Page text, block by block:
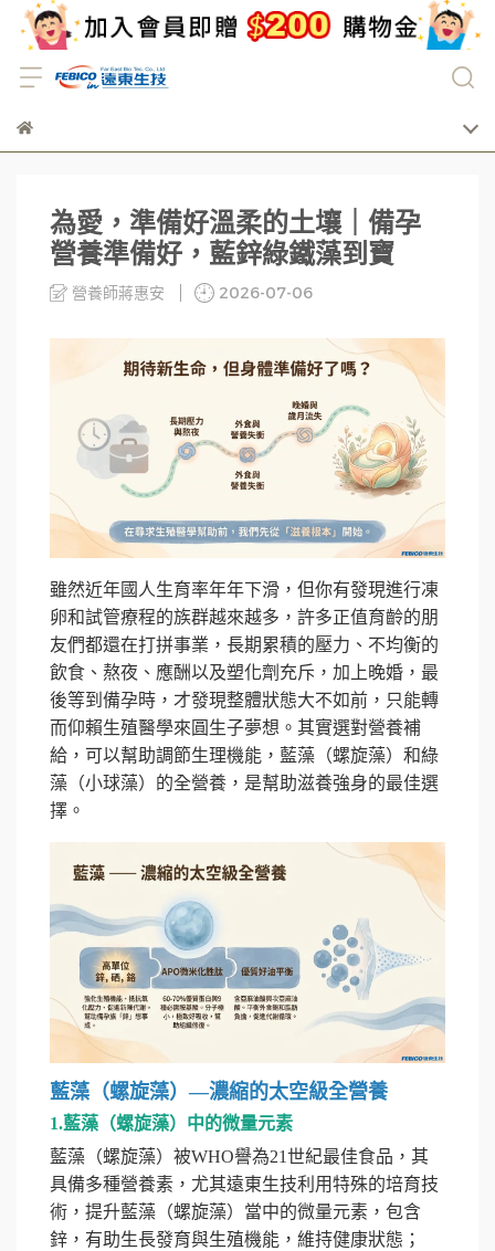
為愛，準備好溫柔的土壤｜備孕
營養準備好，藍鋅綠鐵藻到寶
營養師蔣惠安 2026-07-06
雖然近年國人生育率年年下滑，但你有發現進行凍
卵和試管療程的族群越來越多，許多正值育齡的朋
友們都還在打拼事業，長期累積的壓力、不均衡的
飲食、熬夜、應酬以及塑化劑充斥，加上晚婚，最
後等到備孕時，才發現整體狀態大不如前，只能轉
而仰賴生殖醫學來圓生子夢想。其實選對營養補
給，可以幫助調節生理機能，藍藻（螺旋藻）和綠
藻（小球藻）的全營養，是幫助滋養強身的最佳選
擇。
藍藻（螺旋藻）—濃縮的太空級全營養
1.藍藻（螺旋藻）中的微量元素
藍藻（螺旋藻）被WHO譽為21世紀最佳食品，其
具備多種營養素，尤其遠東生技利用特殊的培育技
術，提升藍藻（螺旋藻）當中的微量元素，包含
鋅，有助生長發育與生殖機能，維持健康狀態；